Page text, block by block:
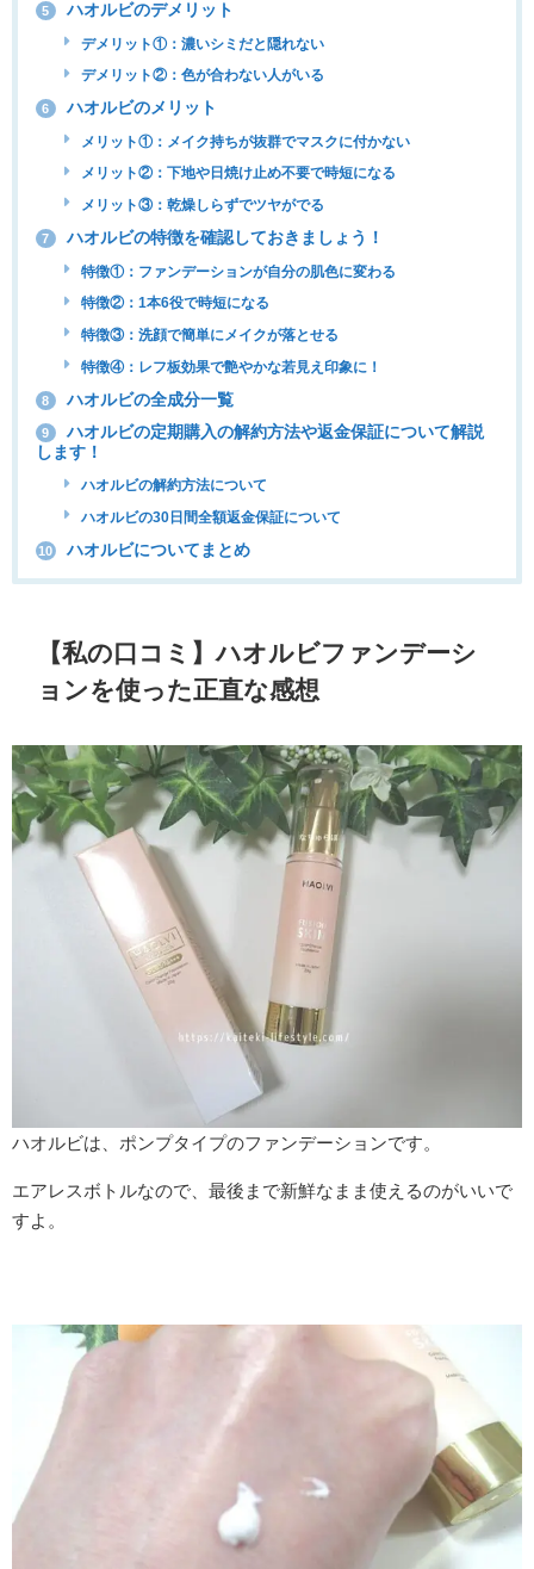
5 ハオルビのデメリット
デメリット①：濃いシミだと隠れない
デメリット②：色が合わない人がいる
6 ハオルビのメリット
メリット①：メイク持ちが抜群でマスクに付かない
メリット②：下地や日焼け止め不要で時短になる
メリット③：乾燥しらずでツヤがでる
7 ハオルビの特徴を確認しておきましょう！
特徴①：ファンデーションが自分の肌色に変わる
特徴②：1本6役で時短になる
特徴③：洗顔で簡単にメイクが落とせる
特徴④：レフ板効果で艶やかな若見え印象に！
8 ハオルビの全成分一覧
9
ハオルビの定期購入の解約方法や返金保証について解説
します！
ハオルビの解約方法について
ハオルビの30日間全額返金保証について
10 ハオルビについてまとめ
【私の口コミ】ハオルビファンデーシ
ョンを使った正直な感想
ハオルビは、ポンプタイプのファンデーションです。
エアレスボトルなので、最後まで新鮮なまま使えるのがいいで
すよ。